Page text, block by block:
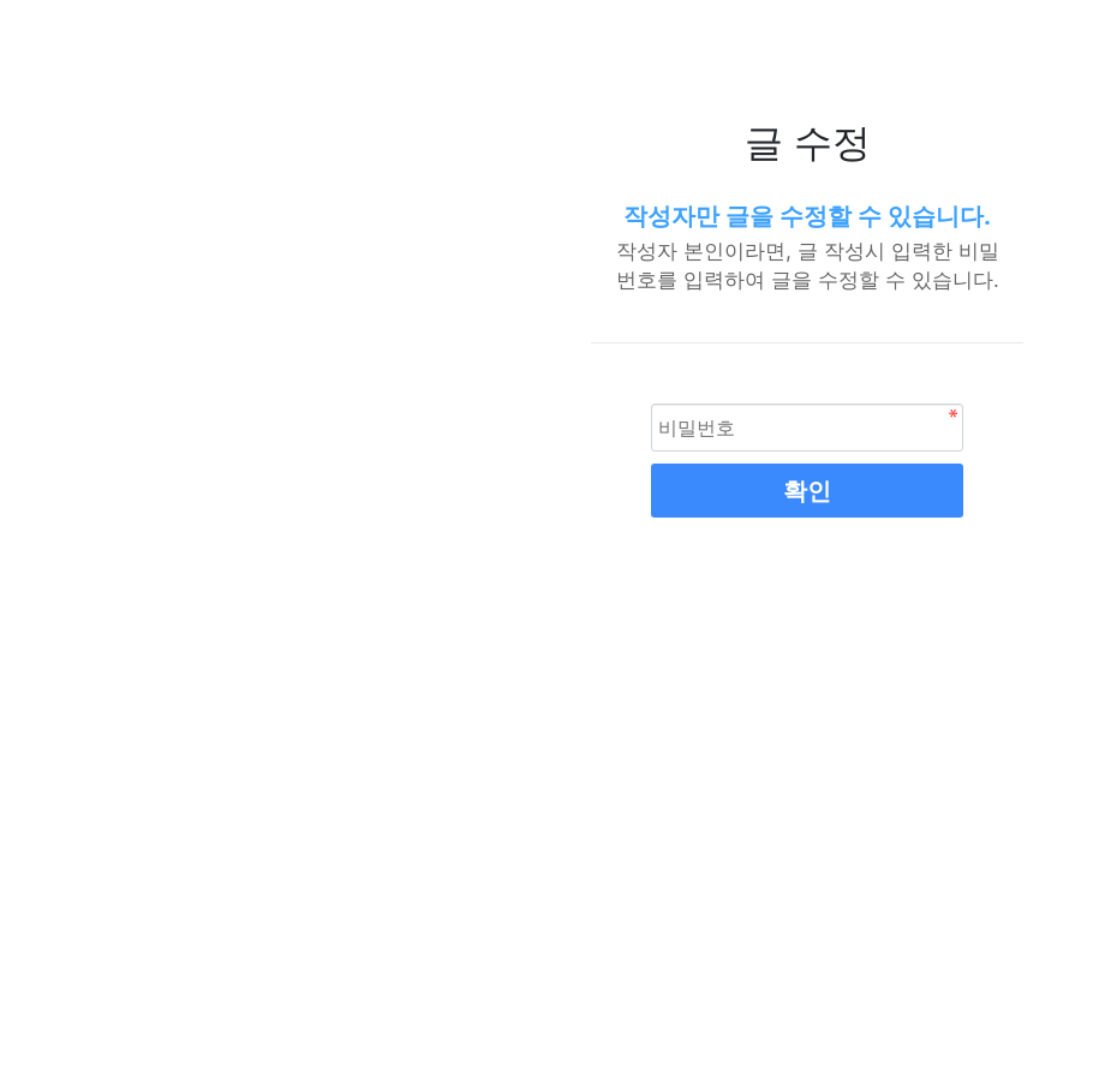
글 수정
작성자만 글을 수정할 수 있습니다.
작성자 본인이라면, 글 작성시 입력한 비밀
번호를 입력하여 글을 수정할 수 있습니다.